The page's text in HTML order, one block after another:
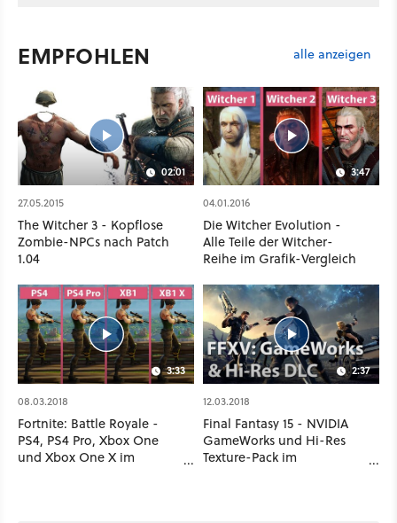
EMPFOHLEN alle anzeigen
02:01
27.05.2015
The Witcher 3 - Kopflose
Zombie-NPCs nach Patch
1.04
3:47
04.01.2016
Die Witcher Evolution -
Alle Teile der Witcher-
Reihe im Grafik-Vergleich
3:33
08.03.2018
Fortnite: Battle Royale -
PS4, PS4 Pro, Xbox One
und Xbox One X im
2:37
12.03.2018
Final Fantasy 15 - NVIDIA
GameWorks und Hi-Res
Texture-Pack im